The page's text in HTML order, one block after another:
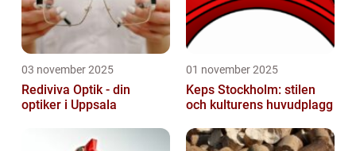
03 november 2025
Rediviva Optik - din
optiker i Uppsala
01 november 2025
Keps Stockholm: stilen
och kulturens huvudplagg